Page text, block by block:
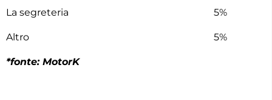
La segreteria 5%
Altro 5%
*fonte: MotorK